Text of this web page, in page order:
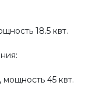
18.5 квт.
45 квт.